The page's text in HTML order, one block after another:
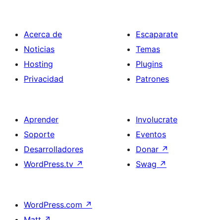
Acerca de
Noticias
Hosting
Privacidad
Escaparate
Temas
Plugins
Patrones
Aprender
Soporte
Desarrolladores
WordPress.tv ↗
Involucrate
Eventos
Donar ↗
Swag ↗
WordPress.com ↗